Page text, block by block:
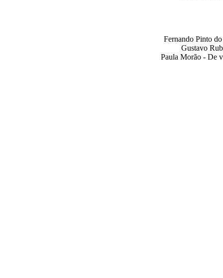
Fernando Pinto
Gustavo
Paula Morão - De